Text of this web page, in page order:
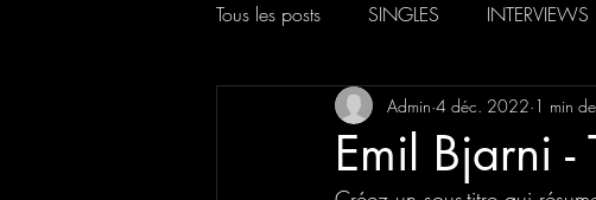
Tous les posts SINGLES INTERVIEWS
Emil Bjarni -
Admin 4 déc. 2022 1 min